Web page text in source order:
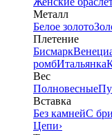
Металл
Белое золото
Плетение
Бисмарк
ромбИтальянка
Вес
Полновесные
Вставка
Без камнейС
Цепи›